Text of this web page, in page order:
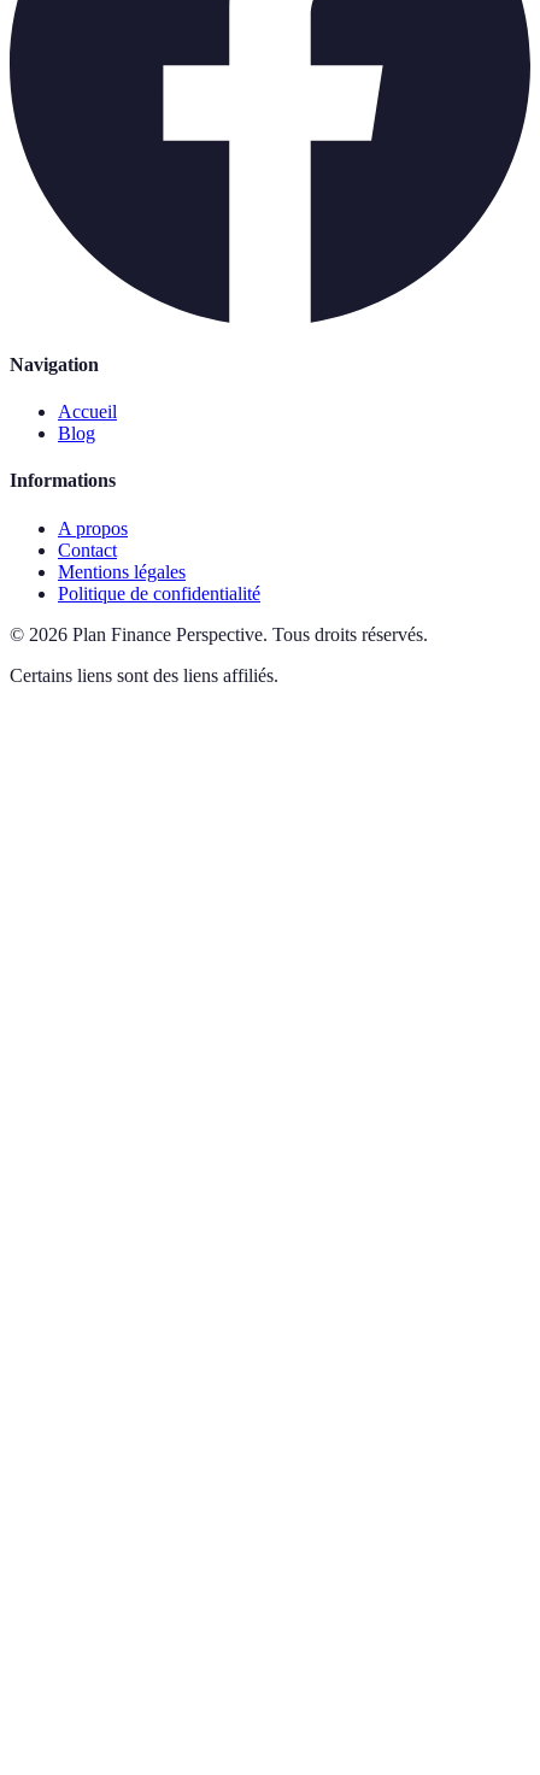
Navigation
Accueil
Blog
Informations
A propos
Contact
Mentions légales
Politique de confidentialité
© 2026 Plan Finance Perspective. Tous droits réservés.
Certains liens sont des liens affiliés.